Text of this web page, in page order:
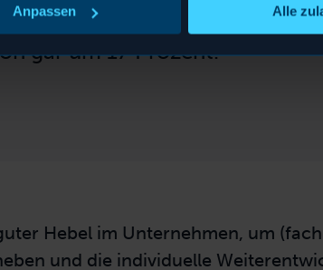
Anpassen Alle
Leistungen zu würdigen,
gar um 17 Prozent.
Hebel im Unternehmen, um
und die individuelle